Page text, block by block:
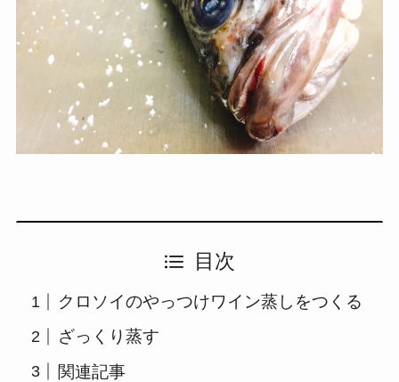
目次
クロソイのやっつけワイン蒸しをつくる
ざっくり蒸す
関連記事